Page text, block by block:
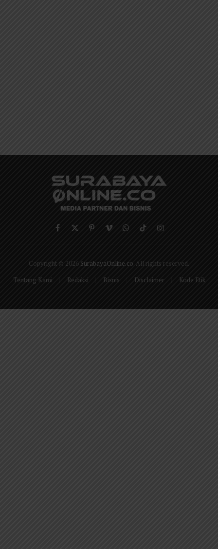
Facebook
X
PinterestVimeoWhatsApp
TikTokInstagram
Copyright © 2026 SurabayaOnline.co. All rights reserved.
Tentang Kami
Redaksi Bisnis Disclaimer Kode Etik